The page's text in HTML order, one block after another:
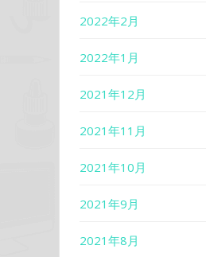
2022年2月
2022年1月
2021年12月
2021年11月
2021年10月
2021年9月
2021年8月